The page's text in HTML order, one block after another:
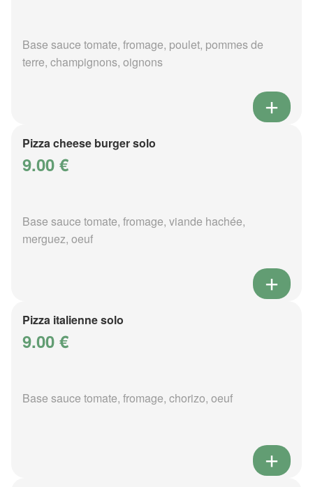
Base sauce tomate, fromage, poulet, pommes de
terre, champignons, oignons
Pizza cheese burger solo
9.00 €
Base sauce tomate, fromage, viande hachée,
merguez, oeuf
Pizza italienne solo
9.00 €
Base sauce tomate, fromage, chorizo, oeuf